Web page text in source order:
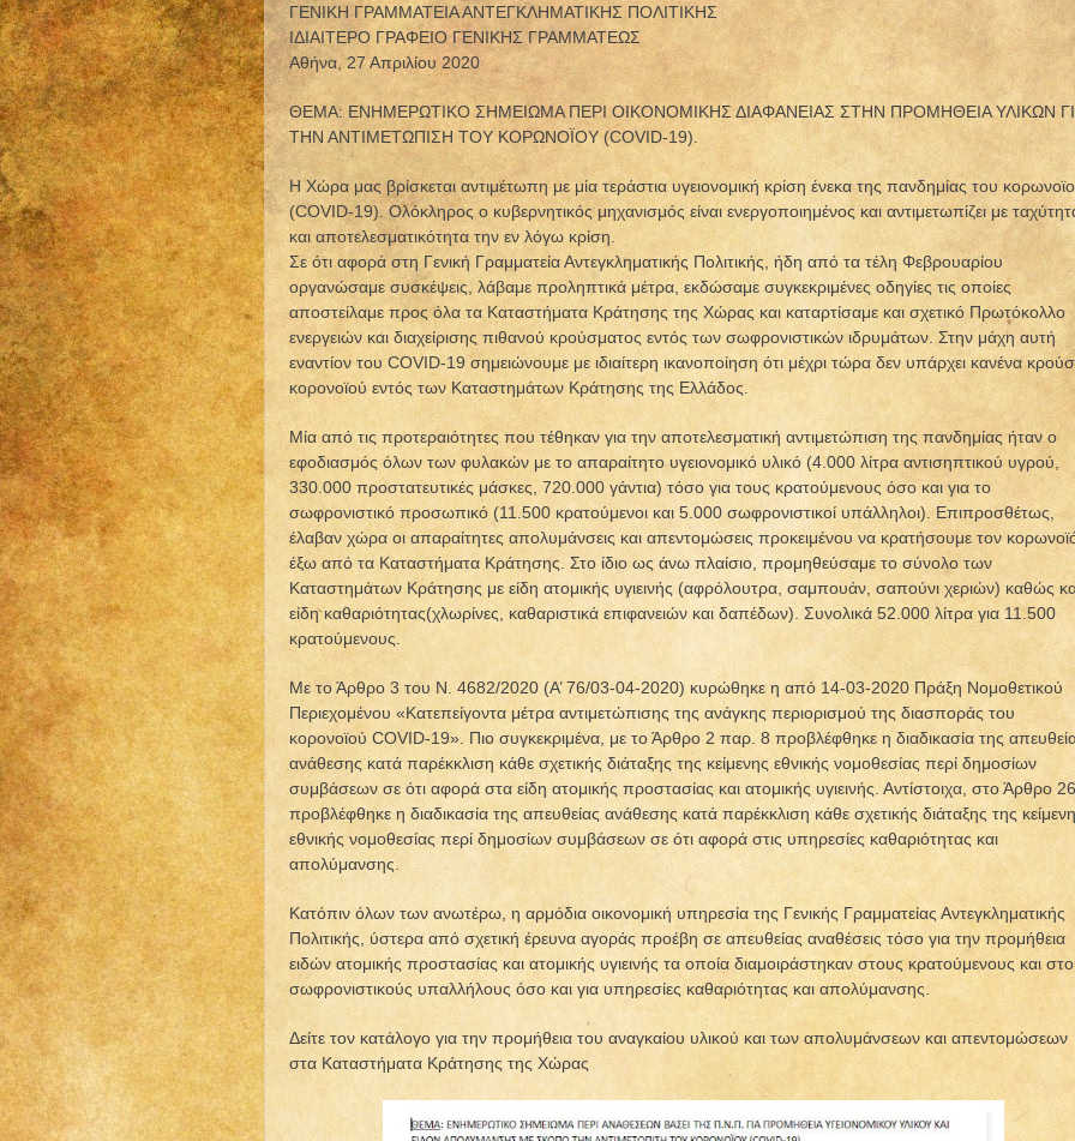
ΓΕΝΙΚΗ ΓΡΑΜΜΑΤΕΙΑ ΑΝΤΕΓΚΛΗΜΑΤΙΚΗΣ ΠΟΛΙΤΙΚΗΣ
ΙΔΙΑΙΤΕΡΟ ΓΡΑΦΕΙΟ ΓΕΝΙΚΗΣ ΓΡΑΜΜΑΤΕΩΣ
Αθήνα, 27 Απριλίου 2020
ΘΕΜΑ: ΕΝΗΜΕΡΩΤΙΚΟ ΣΗΜΕΙΩΜΑ ΠΕΡΙ ΟΙΚΟΝΟΜΙΚΗΣ ΔΙΑΦΑΝΕΙΑΣ ΣΤΗΝ ΠΡΟΜΗΘΕΙΑ ΥΛΙΚΩΝ
ΤΗΝ ΑΝΤΙΜΕΤΩΠΙΣΗ ΤΟΥ ΚΟΡΩΝΟΪΟΥ (COVID-19).
Η Χώρα μας βρίσκεται αντιμέτωπη με μία τεράστια υγειονομική κρίση ένεκα της πανδημίας του
(COVID-19). Ολόκληρος ο κυβερνητικός μηχανισμός είναι ενεργοποιημένος και αντιμετωπίζει με
και αποτελεσματικότητα την εν λόγω κρίση.
Σε ότι αφορά στη Γενική Γραμματεία Αντεγκληματικής Πολιτικής, ήδη από τα τέλη Φεβρουαρίου
οργανώσαμε συσκέψεις, λάβαμε προληπτικά μέτρα, εκδώσαμε συγκεκριμένες οδηγίες τις οποίες
αποστείλαμε προς όλα τα Καταστήματα Κράτησης της Χώρας και καταρτίσαμε και σχετικό Πρωτόκολλο
ενεργειών και διαχείρισης πιθανού κρούσματος εντός των σωφρονιστικών ιδρυμάτων. Στην μάχη αυτή
εναντίον του COVID-19 σημειώνουμε με ιδιαίτερη ικανοποίηση ότι μέχρι τώρα δεν υπάρχει κανένα
κορονοϊού εντός των Καταστημάτων Κράτησης της Ελλάδος.
Μία από τις προτεραιότητες που τέθηκαν για την αποτελεσματική αντιμετώπιση της πανδημίας ήταν ο
εφοδιασμός όλων των φυλακών με το απαραίτητο υγειονομικό υλικό (4.000 λίτρα αντισηπτικού υγρού,
330.000 προστατευτικές μάσκες, 720.000 γάντια) τόσο για τους κρατούμενους όσο και για το
σωφρονιστικό προσωπικό (11.500 κρατούμενοι και 5.000 σωφρονιστικοί υπάλληλοι). Επιπροσθέτως,
έλαβαν χώρα οι απαραίτητες απολυμάνσεις και απεντομώσεις προκειμένου να κρατήσουμε τον
έξω από τα Καταστήματα Κράτησης. Στο ίδιο ως άνω πλαίσιο, προμηθεύσαμε το σύνολο των
Καταστημάτων Κράτησης με είδη ατομικής υγιεινής (αφρόλουτρα, σαμπουάν, σαπούνι χεριών) καθώς
είδη καθαριότητας(χλωρίνες, καθαριστικά επιφανειών και δαπέδων). Συνολικά 52.000 λίτρα για 11.500
κρατούμενους.
Με το Άρθρο 3 του Ν. 4682/2020 (Α’ 76/03-04-2020) κυρώθηκε η από 14-03-2020 Πράξη Νομοθετικού
Περιεχομένου «Κατεπείγοντα μέτρα αντιμετώπισης της ανάγκης περιορισμού της διασποράς του
κορονοϊού COVID-19». Πιο συγκεκριμένα, με το Άρθρο 2 παρ. 8 προβλέφθηκε η διαδικασία της
ανάθεσης κατά παρέκκλιση κάθε σχετικής διάταξης της κείμενης εθνικής νομοθεσίας περί δημοσίων
συμβάσεων σε ότι αφορά στα είδη ατομικής προστασίας και ατομικής υγιεινής. Αντίστοιχα, στο Άρθρο 26
προβλέφθηκε η διαδικασία της απευθείας ανάθεσης κατά παρέκκλιση κάθε σχετικής διάταξης της
εθνικής νομοθεσίας περί δημοσίων συμβάσεων σε ότι αφορά στις υπηρεσίες καθαριότητας και
απολύμανσης.
Κατόπιν όλων των ανωτέρω, η αρμόδια οικονομική υπηρεσία της Γενικής Γραμματείας Αντεγκληματικής
Πολιτικής, ύστερα από σχετική έρευνα αγοράς προέβη σε απευθείας αναθέσεις τόσο για την προμήθεια
ειδών ατομικής προστασίας και ατομικής υγιεινής τα οποία διαμοιράστηκαν στους κρατούμενους και
σωφρονιστικούς υπαλλήλους όσο και για υπηρεσίες καθαριότητας και απολύμανσης.
Δείτε τον κατάλογο για την προμήθεια του αναγκαίου υλικού και των απολυμάνσεων και απεντομώσεων
στα Καταστήματα Κράτησης της Χώρας